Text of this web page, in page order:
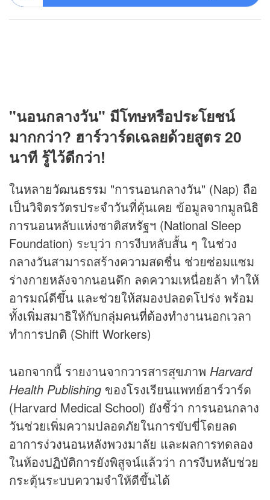
"นอนกลางวัน" มีโทษหรือประโยชน์
มากกว่า? ฮาร์วาร์ดเฉลยด้วยสูตร 20
นาที รู้ไว้ดีกว่า!
ในหลายวัฒนธรรม "การนอนกลางวัน" (Nap) ถือ
เป็นวิจิตรวัตรประจำวันที่คุ้นเคย ข้อมูลจากมูลนิธิ
การนอนหลับแห่งชาติสหรัฐฯ (National Sleep
Foundation) ระบุว่า การงีบหลับสั้น ๆ ในช่วง
กลางวันสามารถสร้างความสดชื่น ช่วยซ่อมแซม
ร่างกายหลังจากนอนดึก ลดความเหนื่อยล้า ทำให้
อารมณ์ดีขึ้น และช่วยให้สมองปลอดโปร่ง พร้อม
ทั้งเพิ่มสมาธิให้กับกลุ่มคนที่ต้องทำงานนอกเวลา
ทำการปกติ (Shift Workers)
นอกจากนี้ รายงานจากวารสารสุขภาพ Harvard
Health Publishing ของโรงเรียนแพทย์ฮาร์วาร์ด
(Harvard Medical School) ยังชี้ว่า การนอนกลาง
วันช่วยเพิ่มความปลอดภัยในการขับขี่โดยลด
อาการง่วงนอนหลังพวงมาลัย และผลการทดลอง
ในห้องปฏิบัติการยังพิสูจน์แล้วว่า การงีบหลับช่วย
กระตุ้นระบบความจำให้ดีขึ้นได้